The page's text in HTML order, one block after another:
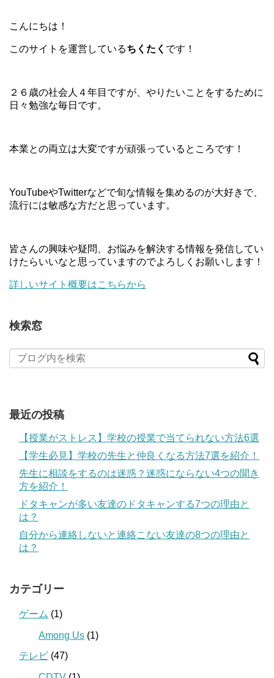
こんにちは！
このサイトを運営しているちくたく です！
２６歳の社会人４年目ですが、やりたいことをするために
日々勉強な毎日です。
本業との両立は大変ですが頑張っているところです！
YouTubeやTwitterなどで旬な情報を集めるのが大好きで、
流行には敏感な方だと思っています。
皆さんの興味や疑問、お悩みを解決する情報を発信してい
けたらいいなと思っていますのでよろしくお願いします！
詳しいサイト概要はこちらから
検索窓
最近の投稿
【授業がストレス】学校の授業で当てられない方法6選
【学生必見】学校の先生と仲良くなる方法7選を紹介！
先生に相談をするのは迷惑？迷惑にならない4つの聞き
方を紹介！
ドタキャンが多い友達のドタキャンする7つの理由と
は？
自分から連絡しないと連絡こない友達の8つの理由と
は？
カテゴリー
ゲーム (1)
Among Us (1)
テレビ (47)